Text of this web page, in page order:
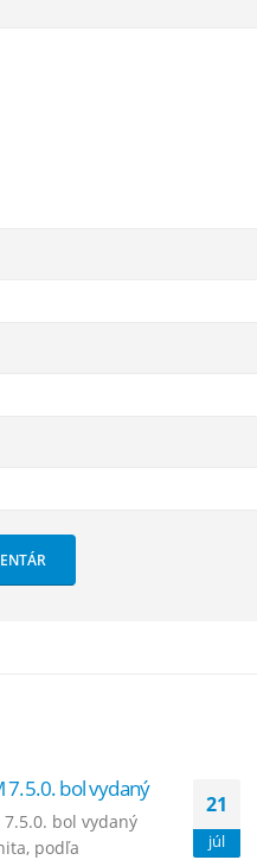
7.5.0. bol vydaný
7.5.0. bol vydaný
podľa
21
júl